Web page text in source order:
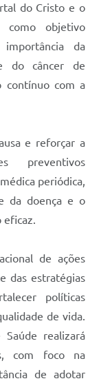
do Cristo e o
objetivo
da
do câncer de
contínuo com a
e reforçar a
preventivos
periódica,
da doença e o
de ações
das estratégias
políticas
de vida.
realizará
com foco na
de adotar